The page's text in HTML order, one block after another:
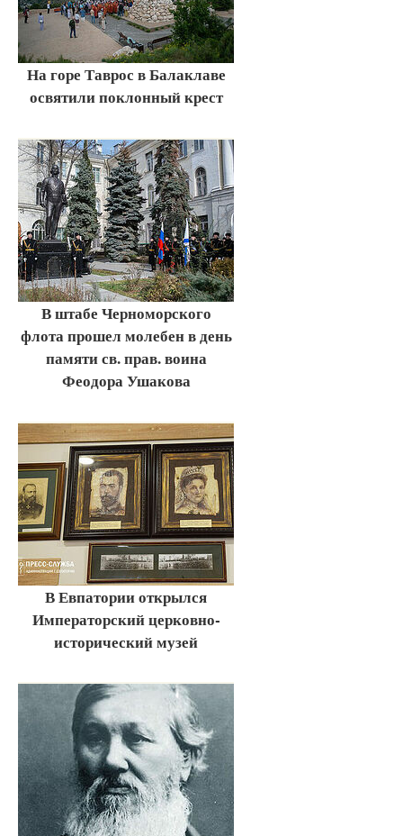
На горе Таврос в Балаклаве
освятили поклонный крест
В штабе Черноморского
флота прошел молебен в день
памяти св. прав. воина
Феодора Ушакова
В Евпатории открылся
Императорский церковно-
исторический музей